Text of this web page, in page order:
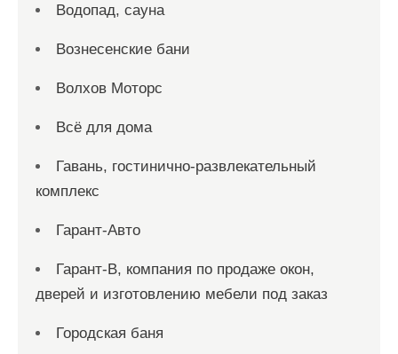
Водопад, сауна
Вознесенские бани
Волхов Моторс
Всё для дома
Гавань, гостинично-развлекательный
комплекс
Гарант-Авто
Гарант-В, компания по продаже окон,
дверей и изготовлению мебели под заказ
Городская баня